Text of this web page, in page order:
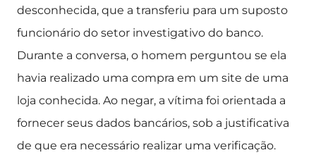
desconhecida, que a transferiu para um suposto
funcionário do setor investigativo do banco.
Durante a conversa, o homem perguntou se ela
havia realizado uma compra em um site de uma
loja conhecida. Ao negar, a vítima foi orientada a
fornecer seus dados bancários, sob a justificativa
de que era necessário realizar uma verificação.